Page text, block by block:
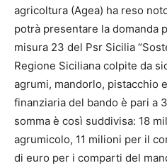
agricoltura (Agea) ha reso
potrà presentare la domanda
misura 23 del Psr Sicilia
Regione Siciliana colpite da
agrumi, mandorlo, pistacchio
finanziaria del bando è pari a
somma è così suddivisa: 18
agrumicolo, 11 milioni per il
di euro per i comparti del